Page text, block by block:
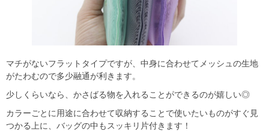
マチがないフラットタイプですが、中身に合わせてメッシュの生地
がたわむので多少融通が利きます。
少しくらいなら、かさばる物を入れることができるのが嬉しい◎
カラーごとに用途に合わせて収納することで使いたいものがすぐ見
つかる上に、バッグの中もスッキリ片付きます！